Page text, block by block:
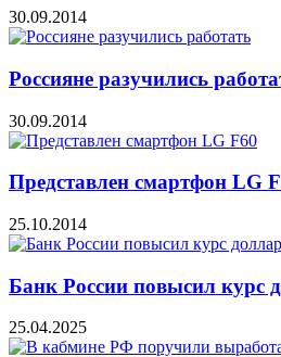
30.09.2014
Россияне разучились
30.09.2014
Представлен смартфон LG
25.10.2014
Банк России повысил курс
25.04.2025